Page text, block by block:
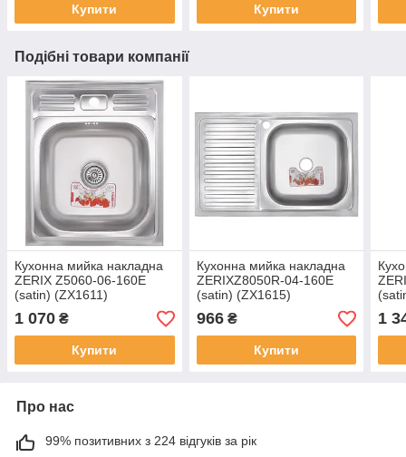
Купити Купити
Подібні товари компанії
Кухонна мийка накладна
ZERIX Z5060-06-160E
(satin) (ZX1611)
1 070 ₴
Купити
Кухонна мийка накладна
ZERIXZ8050R-04-160E
(satin) (ZX1615)
966₴
Купити
1
Про нас
99% позитивних з 224 відгуків за рік